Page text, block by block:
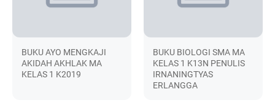
BUKU AYO MENGKAJI
AKIDAH AKHLAK MA
KELAS 1 K2019
BUKU BIOLOGI SMA MA
KELAS 1 K13N PENULIS
IRNANINGTYAS
ERLANGGA